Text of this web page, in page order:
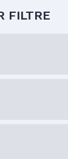
FILTRE